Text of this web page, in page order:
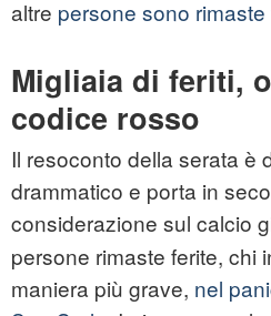
altre persone sono
Migliaia di feriti,
codice rosso
Il resoconto della serata è
drammatico e porta in
considerazione sul calcio
persone rimaste ferite, chi
maniera più grave, nel